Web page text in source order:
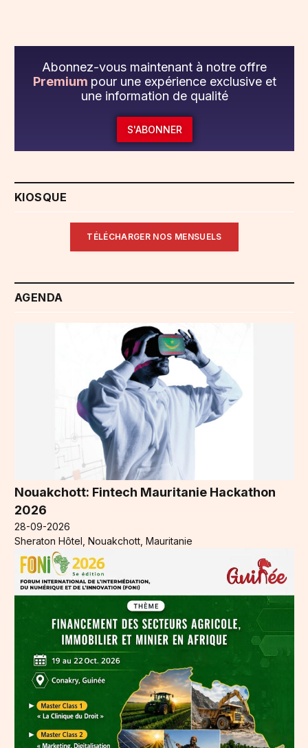
Abonnez-vous maintenant à notre offre
Premium pour une expérience exclusive et
une information de qualité
S'ABONNER
KIOSQUE
TÉLÉCHARGER NOS MENSUELS
AGENDA
Nouakchott: Fintech Mauritanie Hackathon
2026
28-09-2026
Sheraton Hôtel, Nouakchott, Mauritanie